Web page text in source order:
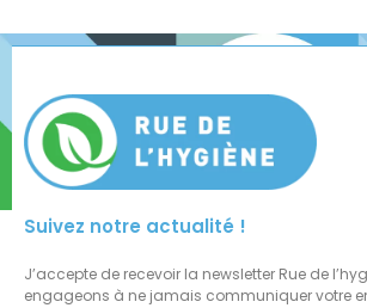
Suivez notre actualité !
J’accepte de recevoir la newsletter Rue de
engageons à ne jamais communiquer votre